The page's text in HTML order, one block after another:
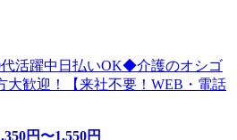
活躍中日払いOK◆介護のオシゴ
大歓迎！【来社不要！WEB・電話
円〜1,550円